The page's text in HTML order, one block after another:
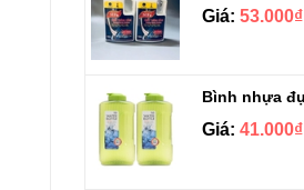
Giá: 53.000₫
Giá: 41.000₫